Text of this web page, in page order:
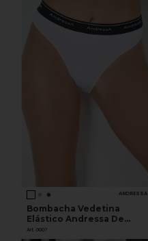
ANDRESSA
Bombacha Vedetina
Elástico Andressa De
Algodón Y Lycra
Art. 0007